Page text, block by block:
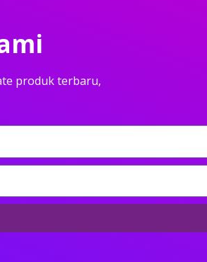
produk terbaru,